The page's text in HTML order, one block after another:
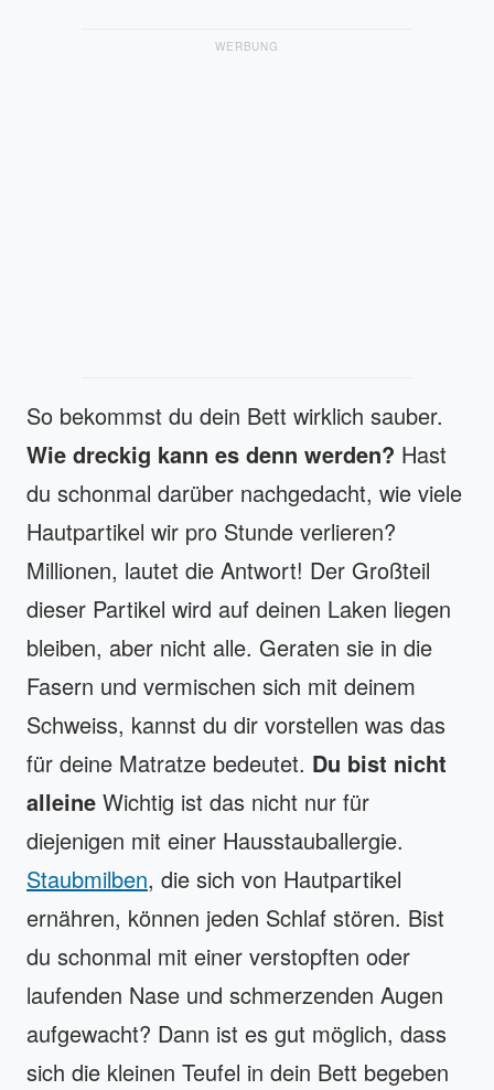
WERBUNG
So bekommst du dein Bett wirklich sauber.
Wie dreckig kann es denn werden? Hast
du schonmal darüber nachgedacht, wie viele
Hautpartikel wir pro Stunde verlieren?
Millionen, lautet die Antwort! Der Groß­teil
dieser Partikel wird auf deinen Laken liegen
bleiben, aber nicht alle. Geraten sie in die
Fasern und vermischen sich mit deinem
Schweiss, kannst du dir vorstellen was das
für deine Matratze bedeutet. Du bist nicht
alleine Wichtig ist das nicht nur für
diejenigen mit einer Hausstauballergie.
Staubmilben, die sich von Hautpartikel
ernähren, können jeden Schlaf stören. Bist
du schonmal mit einer verstopften oder
laufenden Nase und schmerzenden Augen
aufgewacht? Dann ist es gut möglich, dass
sich die kleinen Teufel in dein Bett begeben